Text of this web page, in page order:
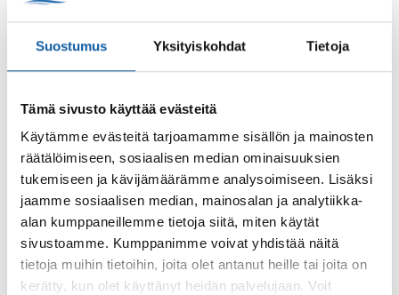
Suostumus Yksityiskohdat Tietoja
Tämä sivusto käyttää evästeitä
Käytämme evästeitä tarjoamamme sisällön ja mainosten
räätälöimiseen, sosiaalisen median ominaisuuksien
tukemiseen ja kävijämäärämme analysoimiseen. Lisäksi
jaamme sosiaalisen median, mainosalan ja analytiikka-
alan kumppaneillemme tietoja siitä, miten käytät
sivustoamme. Kumppanimme voivat yhdistää näitä
tietoja muihin tietoihin, joita olet antanut heille tai joita on
kerätty, kun olet käyttänyt heidän palvelujaan. Voit
6.3.
12.2.
Kotoutumispalveluissa muutoksia
10.2.
Yritysten on nyt mahdollista hakea nuorten
työllistymisseteliä